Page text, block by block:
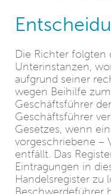
Die Richter folgten
Unterinstanzen,
aufgrund seiner
wegen Beihilfe
Geschäftsführer
Geschäftsführer
Gesetzes, wenn
vorgeschriebene –
entfällt. Das
Eintragungen in
Handelsregister zu
Beschwerdeführer